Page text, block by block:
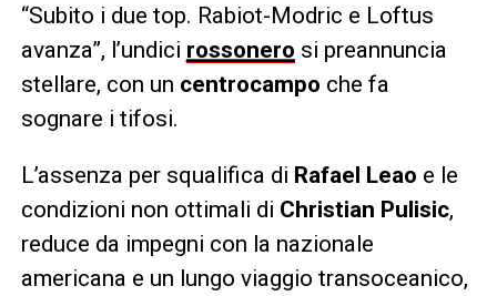
“Subito i due top. Rabiot-Modric e Loftus
avanza”, l’undici rossonero si preannuncia
stellare, con un centrocampo che fa
sognare i tifosi.
L’assenza per squalifica di Rafael Leao e le
condizioni non ottimali di Christian Pulisic,
reduce da impegni con la nazionale
americana e un lungo viaggio transoceanico,